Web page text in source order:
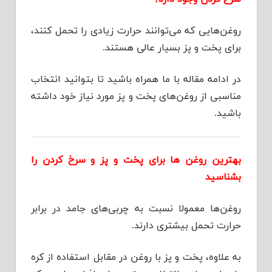
روغن‌هایی که می‌توانند حرارت زیادی را تحمل کنند،
برای پخت و پز بسیار عالی هستند.
در ادامه مقاله با ما همراه باشید تا بتوانید انتخاب
مناسبی از روغن‌های پخت و پز مورد نیاز خود داشته
باشید.
بهترین روغن ها برای پخت و پز و سرخ کردن را
بشناسید
روغن‌ها معمولا نسبت به چربی‌های جامد در برابر
حرارت تحمل بیشتری دارند.
به علاوه، پخت و پز با روغن در مقابل استفاده از کره